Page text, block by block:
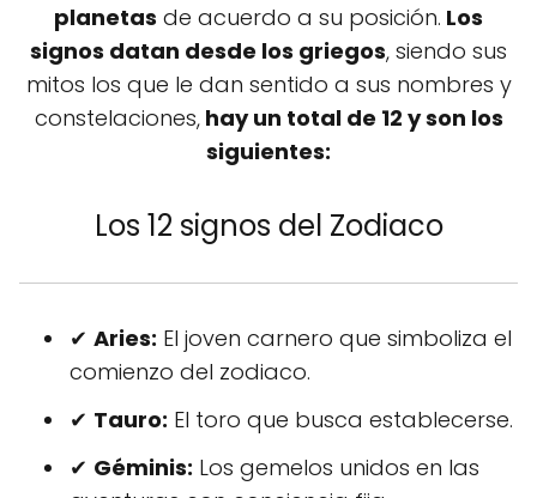
planetas de acuerdo a su posición. Los
signos datan desde los griegos, siendo sus
mitos los que le dan sentido a sus nombres y
constelaciones,hay un total de 12 y son los
siguientes:
Los 12 signos del Zodiaco
✔ Aries: El joven carnero que simboliza el
comienzo del zodiaco.
✔ Tauro: El toro que busca establecerse.
✔ Géminis: Los gemelos unidos en las